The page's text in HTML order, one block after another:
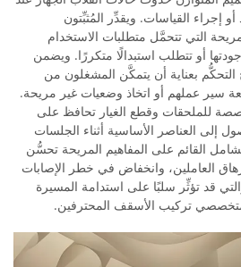
أو إجراء القياسات. ويقدِّر المُثبِّتون
التي تتحمَّل متطلبات الاستخدام
أو تتطلب استبدالًا متكررًا. ويضمن
بعناية أن يتمكَّن المشغلون من
سير عملهم أو اتخاذ وضعيات غير مريحة.
للملحقات وقطع الغيار تحافظ على
إلى العناصر الأساسية أثناء الجلسات
القائم على المفاهيم المريحة تحسُّن
العاملين، وانخفاض في خطر الإصابات
قد تؤثِّر سلبًا على استدامة المسيرة
تركيب الأسقف المحترفين.